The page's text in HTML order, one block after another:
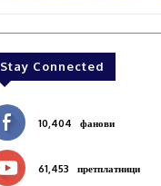
Stay Connected
10,404 фанови
61,453 претплатници